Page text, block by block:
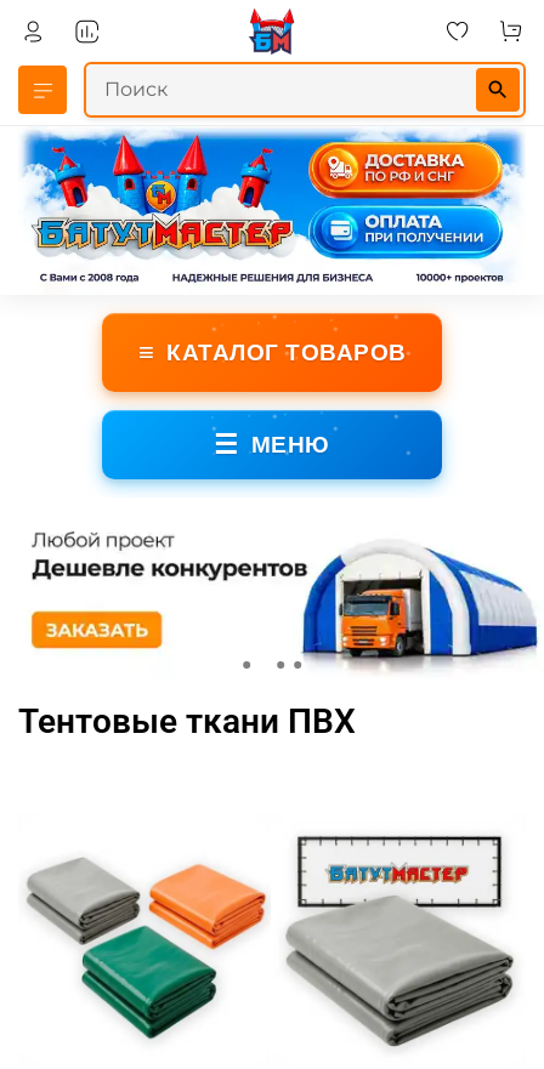
≡ КАТАЛОГ ТОВАРОВ
☰ МЕНЮ
Тентовые ткани ПВХ